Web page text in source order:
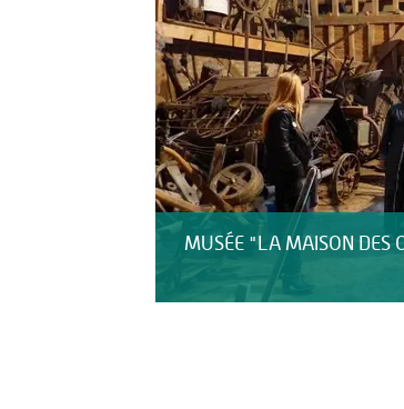
MUSÉE "LA MAISON DES